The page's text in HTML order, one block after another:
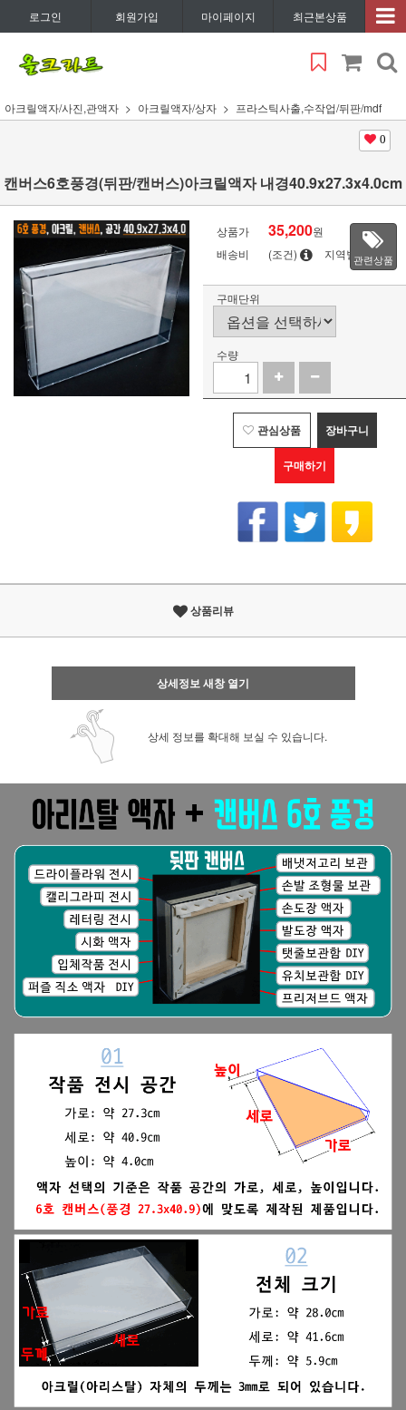
로그인 회원가입 마이페이지 최근본상품
아크릴액자/사진,관액자 아크릴액자/상자 프라스틱사출,수작업/뒤판/mdf
0
캔버스6호풍경(뒤판/캔버스)아크릴액자 내경40.9x27.3x4.0cm
상품가 35,200원
배송비
(조건) 지역별관련상품
구매단위
수량
관심상품 장바구니
구매하기
상품리뷰
상세정보 새창 열기
상세 정보를 확대해 보실 수 있습니다.